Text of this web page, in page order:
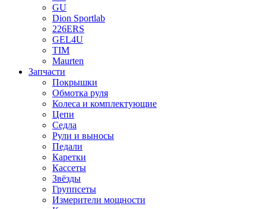
GU
Dion Sportlab
226ERS
GEL4U
TIM
Maurten
Запчасти
Покрышки
Обмотка руля
Колеса и комплектующие
Цепи
Седла
Рули и выносы
Педали
Каретки
Кассеты
Звёзды
Группсеты
Измерители мощности